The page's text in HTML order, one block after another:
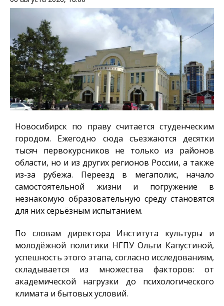
Новосибирск по праву считается студенческим
городом. Ежегодно сюда съезжаются десятки
тысяч первокурсников не только из районов
области, но и из других регионов России, а также
из-за рубежа. Переезд в мегаполис, начало
самостоятельной жизни и погружение в
незнакомую образовательную среду становятся
для них серьёзным испытанием.
По словам директора Института культуры и
молодёжной политики НГПУ Ольги Капустиной,
успешность этого этапа, согласно исследованиям,
складывается из множества факторов: от
академической нагрузки до психологического
климата и бытовых условий.